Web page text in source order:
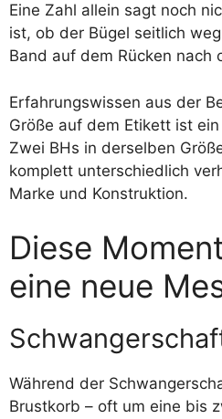
Eine Zahl allein sagt noch
ist, ob der Bügel seitlich
Band auf dem Rücken nach
Erfahrungswissen aus der
Größe auf dem Etikett ist
Zwei BHs in derselben
komplett unterschiedlich
Marke und Konstruktion.
Diese
eine neue
Während der
Brustkorb – oft um eine bis